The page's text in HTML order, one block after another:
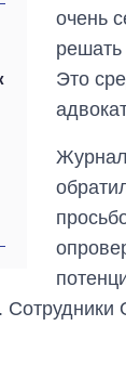
очень
решать
Это